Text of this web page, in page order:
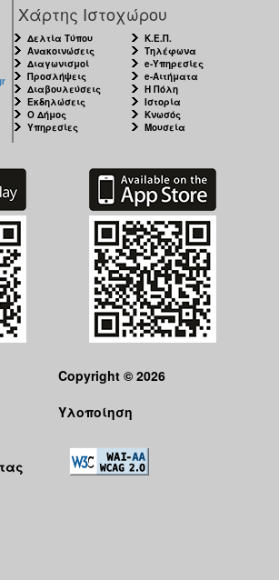
Χάρτης Ιστοχώρου
Δελτία Τύπου
Ανακοινώσεις
Διαγωνισμοί
Προσλήψεις
Διαβουλεύσεις
Εκδηλώσεις
Ο Δήμος
Υπηρεσίες
Κ.Ε.Π.
Τηλέφωνα
e-Υπηρεσίες
e-Αιτήματα
Η Πόλη
Ιστορία
Κνωσός
Μουσεία
Copyright © 2026
Υλοποίηση